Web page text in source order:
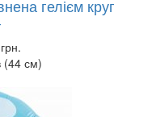
гелієм круг
(44 см)